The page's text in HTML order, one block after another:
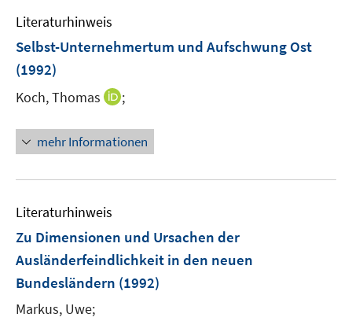
Literaturhinweis
Selbst-Unternehmertum und Aufschwung Ost
(1992)
Koch, Thomas
I
n
e
e
n
s
;
mehr Informationen
Literaturhinweis
Zu Dimensionen und Ursachen der
Ausländerfeindlichkeit in den neuen
Bundesländern (1992)
Markus, Uwe;